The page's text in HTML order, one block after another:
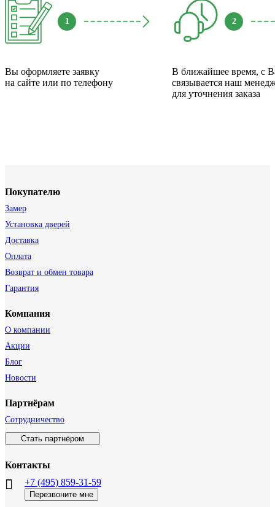
1
Вы оформляете заявку
на сайте или по телефону
2
В ближайшее время, с
связывается наш
для уточнения заказа
Покупателю
Замер
Установка дверей
Доставка
Оплата
Возврат и обмен товара
Гарантия
Компания
О компании
Акции
Блог
Новости
Партнёрам
Сотрудничество
Стать партнёром
Контакты
+7 (495) 859-31-59
Перезвоните мне